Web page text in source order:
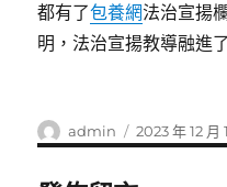
都有了包養網法治宣揚
明，法治宣揚教導融進
作
者
admin
發
佈
2023 年 12 月